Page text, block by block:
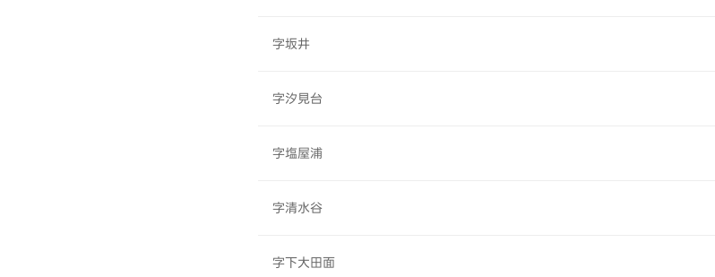
字坂井
字汐見台
字塩屋浦
字清水谷
字下大田面